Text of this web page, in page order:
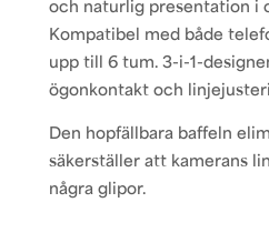
och naturlig presentation i
Kompatibel med både
upp till 6 tum. 3-i-1-
ögonkontakt och
Den hopfällbara baffeln
säkerställer att kamerans
några glipor.